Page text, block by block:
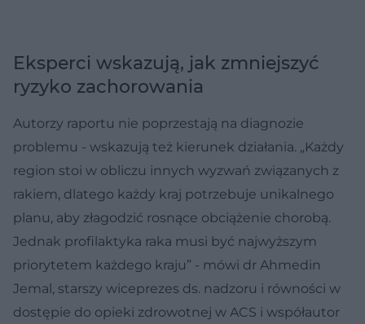
Eksperci wskazują, jak zmniejszyć
ryzyko zachorowania
Autorzy raportu nie poprzestają na diagnozie
problemu - wskazują też kierunek działania. „Każdy
region stoi w obliczu innych wyzwań związanych z
rakiem, dlatego każdy kraj potrzebuje unikalnego
planu, aby złagodzić rosnące obciążenie chorobą.
Jednak profilaktyka raka musi być najwyższym
priorytetem każdego kraju” - mówi dr Ahmedin
Jemal, starszy wiceprezes ds. nadzoru i równości w
dostępie do opieki zdrowotnej w ACS i współautor